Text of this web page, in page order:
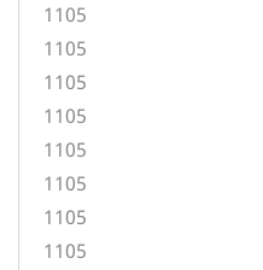
1105
1105
1105
1105
1105
1105
1105
1105